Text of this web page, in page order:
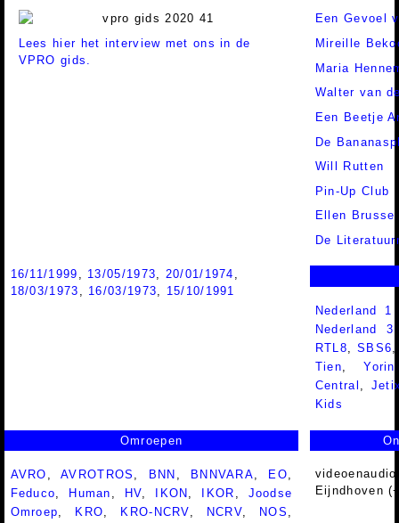
Lees hier het interview met ons in de
VPRO gids.
Een Gevoel
Mireille
Maria
Walter van
Een Beetje
De
Will Rutten
Pin-Up Club
Ellen Brusse
De
16/11/1999 , 13/05/1973, 20/01/1974 ,
18/03/1973 , 16/03/1973, 15/10/1991
Nederland 1
Nederland
RTL8 ,SBS6
Tien ,Yorin
Central
Kids
Omroepen
AVRO ,AVROTROS , BNN , BNNVARA, EO,
Feduco, Human , HV, IKON , IKOR , Joodse
Omroep, KRO, KRO-NCRV, NCRV, NOS ,
Eijndhoven